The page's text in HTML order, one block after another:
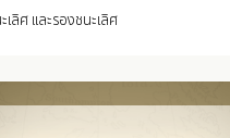
ลิศ และรองชนะเลิศ